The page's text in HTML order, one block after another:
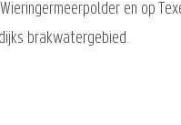
en op
brakwatergebied.